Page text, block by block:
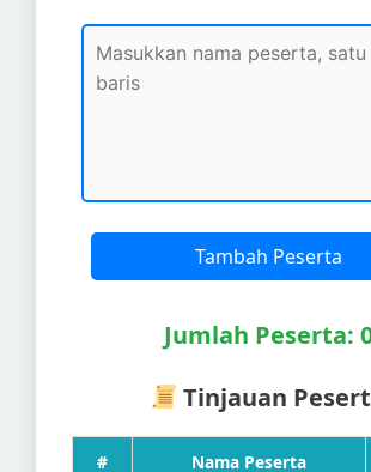
Tambah Peserta
Jumlah Peserta:
Tinjauan
# Nama Peserta